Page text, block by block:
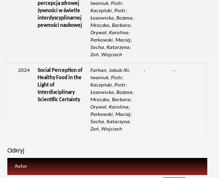
percepcja zdrowej
żywności w świetle
interdyscyplinarnej
pewności naukowej
Iwaniuk, Piotr;
Kaczyński, Piotr;
Łozowicka, Bożena;
Mroczko, Barbara;
Orywal, Karolina;
Perkowski, Maciej;
Socha, Katarzyna;
Zoń, Wojciech
2024
Social Perception of
Healthy Food in the
Light of
Interdisciplinary
Scientific Certainty
Farhan, Jakub Ali;
Iwaniuk, Piotr;
Kaczyński, Piotr;
Łozowicka, Bożena;
Mroczko, Barbara;
Orywal, Karolina;
Perkowski, Maciej;
Socha, Katarzyna;
Zoń, Wojciech
- -
Odkryj
Autor